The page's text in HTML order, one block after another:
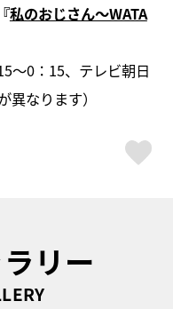
私のおじさん～WATA
～0：15、テレビ朝日
なります）
リー